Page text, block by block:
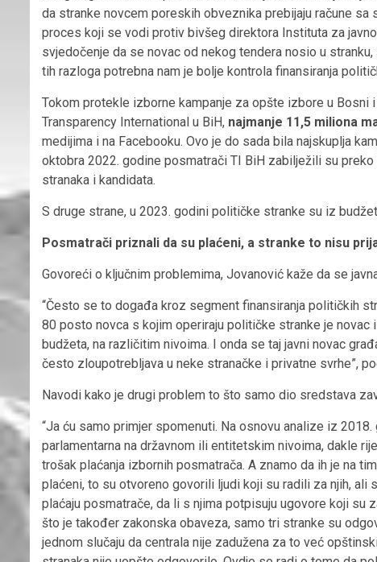
da stranke novcem poreskih obveznika prebijaju račune
proces koji se vodi protiv bivšeg direktora Instituta za
svjedočenje da se novac od nekog tendera nosio u
tih razloga potrebna nam je bolje kontrola finansiranja
Tokom protekle izborne kampanje za opšte izbore u
Transparency International u BiH, najmanje 11,5 miliona
medijima i na Facebooku. Ovo je do sada bila najskuplja
oktobra 2022. godine posmatrači TI BiH zabilježili su
stranaka i kandidata.
S druge strane, u 2023. godini političke stranke su iz
Posmatrači priznali da su plaćeni, a stranke to nisu
Govoreći o ključnim problemima, Jovanović kaže da se
“Često se to događa kroz segment finansiranja političkih
80 posto novca s kojim operiraju političke stranke je
budžeta, na različitim nivoima. I onda se taj javni novac
često zloupotrebljava u neke stranačke i privatne svrhe”,
Navodi kako je drugi problem to što samo dio sredstava
“Ja ću samo primjer spomenuti. Na osnovu analize iz
parlamentarna na državnom ili entitetskim nivoima, dakle
trošak plaćanja izbornih posmatrača. A znamo da ih je na
plaćeni, to su otvoreno govorili ljudi koji su radili za njih,
plaćaju posmatrače, da li s njima potpisuju ugovore koji su
što je također zakonska obaveza, samo tri stranke su
jednom slučaju da centrala nije zadužena za to već